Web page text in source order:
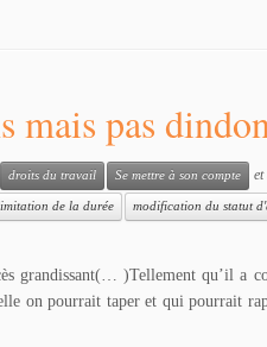
mais pas
droits du travail Se mettre à son compte et
de la durée modification du statut
grandissant(… )Tellement qu’il a
on pourrait taper et qui pourrait